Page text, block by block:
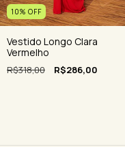
10% OFF
Vestido Longo Clara
Vermelho
R$318,00 R$286,00